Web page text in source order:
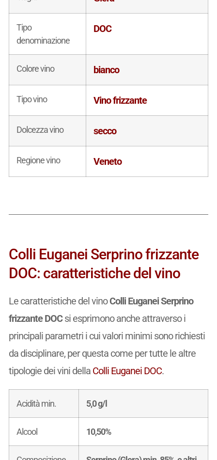
Tipo
denominazione
DOC
Colore vino bianco
Tipo vino Vino frizzante
Dolcezza vino secco
Regione vino Veneto
Colli Euganei Serprino frizzante
DOC: caratteristiche del vino
Le caratteristiche del vinoColli Euganei Serprino
frizzante DOCsi esprimono anche attraverso i
principali parametri i cui valori minimi sono richiesti
da disciplinare, per questa come per tutte le altre
tipologie dei vini della Colli Euganei DOC.
Acidità min. 5,0 g/l
Alcool 10,50%